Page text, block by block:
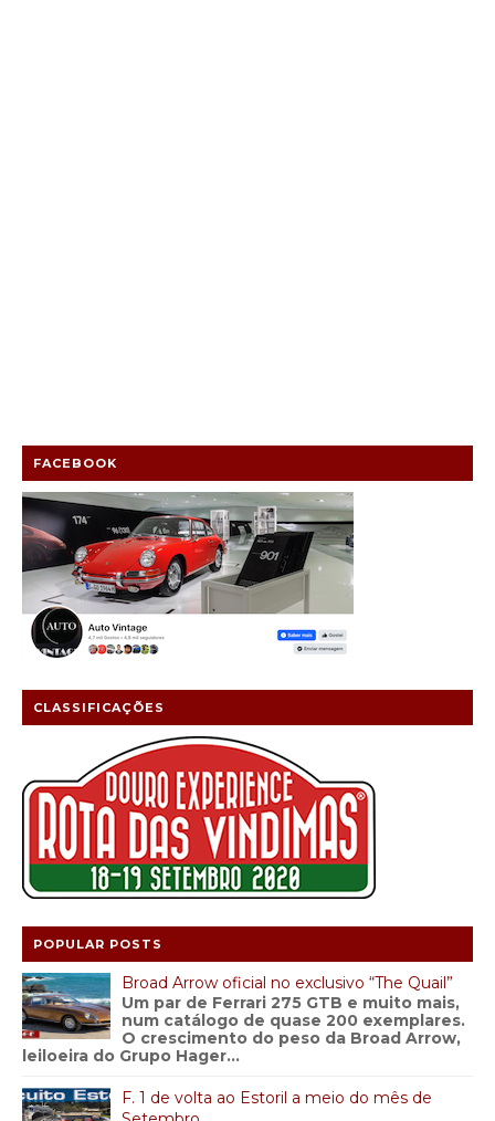
FACEBOOK
CLASSIFICAÇÕES
POPULAR POSTS
Broad Arrow oficial no exclusivo “The Quail”
Um par de Ferrari 275 GTB e muito mais,
num catálogo de quase 200 exemplares.
O crescimento do peso da Broad Arrow,
leiloeira do Grupo Hager...
F. 1 de volta ao Estoril a meio do mês de